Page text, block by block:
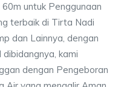
untuk Penggunaan
terbaik di Tirta Nadi
dan Lainnya, dengan
kami
dengan Pengeboran